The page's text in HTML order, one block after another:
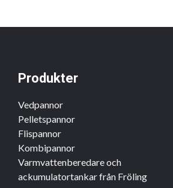
Produkter
Vedpannor
Pelletspannor
Flispannor
Kombipannor
Varmvattenberedare och
ackumulatortankar från Fröling